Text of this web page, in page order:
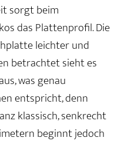
sorgt beim
das Plattenprofil. Die
leichter und
betrachtet sieht es
was genau
entspricht, denn
klassisch, senkrecht
beginnt jedoch